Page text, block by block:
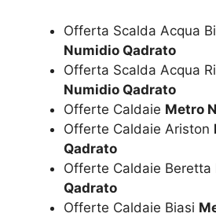
Offerta Scalda Acqua
Numidio Qadrato
Offerta Scalda Acqua
Numidio Qadrato
Offerte Caldaie Metro
Offerte Caldaie Ariston
Qadrato
Offerte Caldaie Beretta
Qadrato
Offerte Caldaie Biasi